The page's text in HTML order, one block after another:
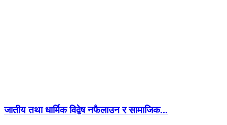
जातीय तथा धार्मिक विद्वेष नफैलाउन र सामाजिक...